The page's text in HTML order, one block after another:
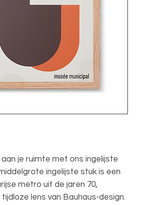
je ruimte met ons ingelijste
ingelijste stuk is een
metro uit de jaren 70,
lens van Bauhaus-design.